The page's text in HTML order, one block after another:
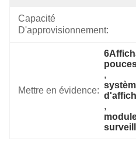
Capacité
D'approvisionnement:
Mettre en évidence:
,
,